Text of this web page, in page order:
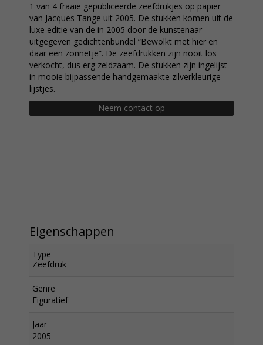
1 van 4 fraaie gepubliceerde zeefdrukjes op papier
van Jacques Tange uit 2005. De stukken komen uit de
luxe editie van de in 2005 door de kunstenaar
uitgegeven gedichtenbundel “Bewolkt met hier en
daar een zonnetje”. De zeefdrukken zijn nooit los
verkocht, dus erg zeldzaam. De stukken zijn ingelijst
in mooie bijpassende handgemaakte zilverkleurige
lijstjes.
Neem contact op
Eigenschappen
Type
Zeefdruk
Genre
Figuratief
Jaar
2005